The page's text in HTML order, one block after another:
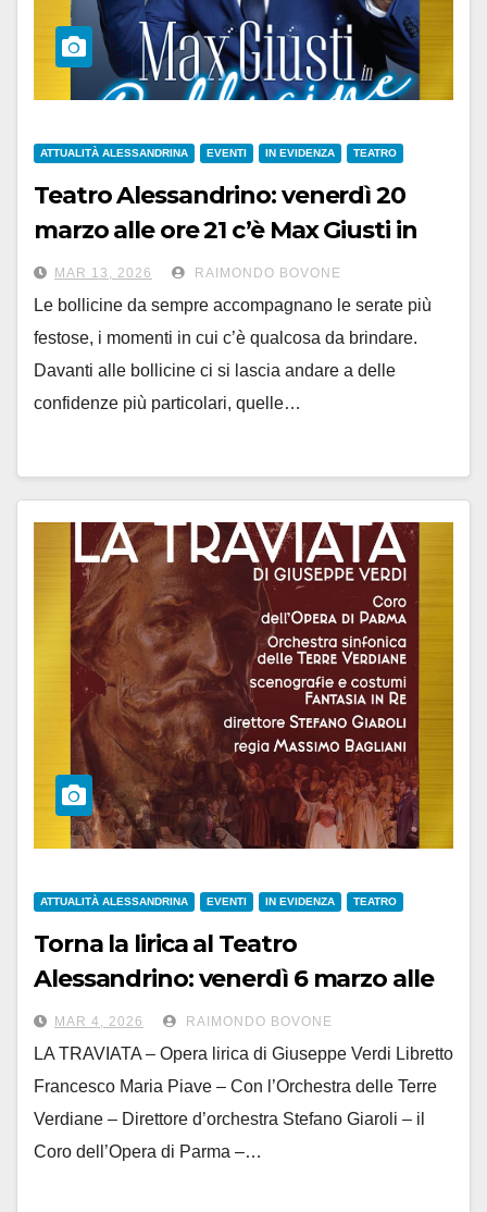
ATTUALITÀ ALESSANDRINA EVENTI IN EVIDENZA TEATRO
Teatro Alessandrino: venerdì 20
marzo alle ore 21 c’è Max Giusti in
“Bollicine”
MAR 13, 2026 RAIMONDO BOVONE
Le bollicine da sempre accompagnano le serate più
festose, i momenti in cui c’è qualcosa da brindare.
Davanti alle bollicine ci si lascia andare a delle
confidenze più particolari, quelle…
ATTUALITÀ ALESSANDRINA EVENTI IN EVIDENZA TEATRO
Torna la lirica al Teatro
Alessandrino: venerdì 6 marzo alle
21 c’è “La Traviata”, con la regia di
Massimo Bagliani
MAR 4, 2026 RAIMONDO BOVONE
LA TRAVIATA – Opera lirica di Giuseppe Verdi Libretto
Francesco Maria Piave – Con l’Orchestra delle Terre
Verdiane – Direttore d’orchestra Stefano Giaroli – il
Coro dell’Opera di Parma –…